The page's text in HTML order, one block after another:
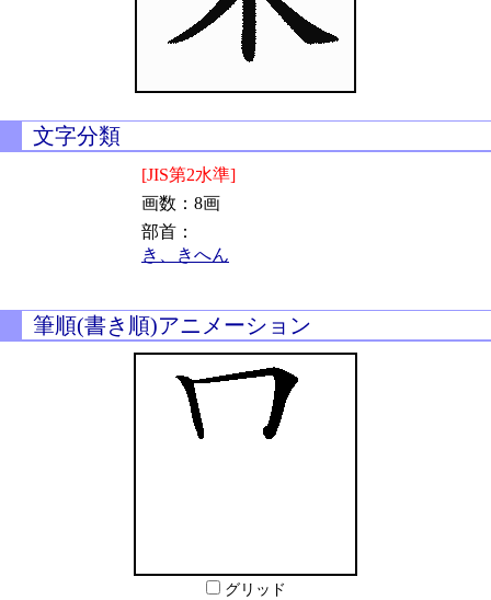
文字分類
[JIS第2水準]
画数：8画
部首：
き、きへん
筆順(書き順)アニメーション
グリッド